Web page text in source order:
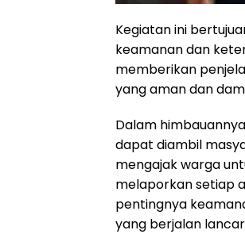
Kegiatan ini
keamanan dan
memberikan
yang aman dan
Dalam
dapat diambil
mengajak warga
melaporkan setiap
pentingnya
yang berjalan